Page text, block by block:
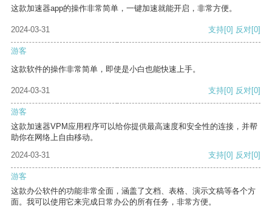
这款加速器app的操作非常简单，一键加速就能开启，非常方便。
2024-03-31 支持[0] 反对[0]
游客
这款软件的操作非常简单，即使是小白也能快速上手。
2024-03-31 支持[0] 反对[0]
游客
这款加速器VPM应用程序可以给你提供最高速度和安全性的连接，并帮
助你在网络上自由移动。
2024-03-31
支持[0] 反对[0]
游客
这款办公软件的功能非常全面，涵盖了文档、表格、演示文稿等各个方
面。我可以使用它来完成日常办公的所有任务，非常方便。